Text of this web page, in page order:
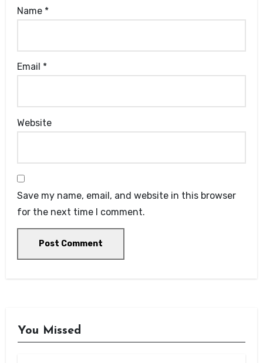
Name *
Email *
Website
Save my name, email, and website in this browser
for the next time I comment.
You Missed